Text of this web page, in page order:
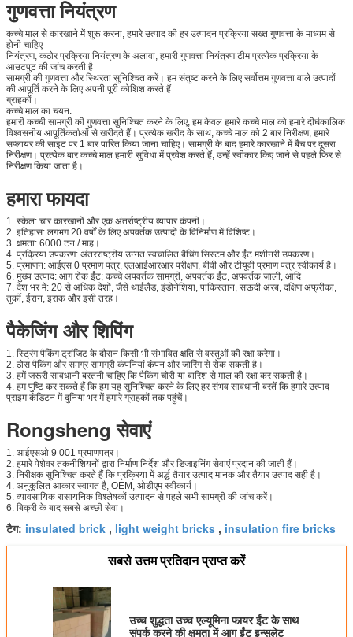
गुणवत्ता नियंत्रण
कच्चे माल से कारखाने में शुरू करना, हमारे उत्पाद की हर उत्पादन प्रक्रिया सख्त गुणवत्ता के माध्यम से
होनी चाहिए
नियंत्रण, कठोर प्रक्रिया नियंत्रण के अलावा, हमारी गुणवत्ता नियंत्रण टीम प्रत्येक प्रक्रिया के
आउटपुट की जांच करती है
सामग्री की गुणवत्ता और स्थिरता सुनिश्चित करें। हम संतुष्ट करने के लिए सर्वोत्तम गुणवत्ता वाले उत्पादों
की आपूर्ति करने के लिए अपनी पूरी कोशिश करते हैं
ग्राहकों।
कच्चे माल का चयन:
हमारी कच्ची सामग्री की गुणवत्ता सुनिश्चित करने के लिए, हम केवल हमारे कच्चे माल को हमारे दीर्घकालिक
विश्वसनीय आपूर्तिकर्ताओं से खरीदते हैं। प्रत्येक खरीद के साथ, कच्चे माल को 2 बार निरीक्षण, हमारे
सप्लायर की साइट पर 1 बार पारित किया जाना चाहिए। सामग्री के बाद हमारे कारखाने में बैच पर दूसरा
निरीक्षण। प्रत्येक बार कच्चे माल हमारी सुविधा में प्रवेश करते हैं, उन्हें स्वीकार किए जाने से पहले फिर से
निरीक्षण किया जाता है।
हमारा फायदा
1. स्केल: चार कारखानों और एक अंतर्राष्ट्रीय व्यापार कंपनी।
2. इतिहास: लगभग 20 वर्षों के लिए अपवर्तक उत्पादों के विनिर्माण में विशिष्ट।
3. क्षमता: 6000 टन / माह।
4. प्रक्रिया उपकरण: अंतरराष्ट्रीय उन्नत स्वचालित बैचिंग सिस्टम और ईंट मशीनरी उपकरण।
5. प्रमाणन: आईएस 0 प्रमाण पत्र, एलआईआरआर परीक्षण, बीवी और टीयूवी प्रमाण पत्र स्वीकार्य है।
6. मुख्य उत्पाद: आग रोक ईंट; कच्चे अपवर्तक सामग्री, अपवर्तक ईंट, अपवर्तक जाली, आदि
7. देश भर में: 20 से अधिक देशों, जैसे थाईलैंड, इंडोनेशिया, पाकिस्तान, सऊदी अरब, दक्षिण अफ्रीका,
तुर्की, ईरान, इराक और इसी तरह।
पैकेजिंग और शिपिंग
1. स्ट्रिंग पैकिंग ट्रांजिट के दौरान किसी भी संभावित क्षति से वस्तुओं की रक्षा करेगा।
2. ठोस पैकिंग और समग्र सामग्री कंपनियां कंपन और जारिंग से रोक सकती है।
3. हमें जरूरी सावधानी बरतनी चाहिए कि पैकिंग चोरी या बारिश से माल की रक्षा कर सकती है।
4. हम पुष्टि कर सकते हैं कि हम यह सुनिश्चित करने के लिए हर संभव सावधानी बरतें कि हमारे उत्पाद
प्राइम कंडिटन में दुनिया भर में हमारे ग्राहकों तक पहुंचें।
Rongsheng सेवाएं
1. आईएसओ 9 001 प्रमाणपत्र।
2. हमारे पेशेवर तकनीशियनों द्वारा निर्माण निर्देश और डिजाइनिंग सेवाएं प्रदान की जाती हैं।
3. निरीक्षक सुनिश्चित करते हैं कि प्रक्रिया में अर्द्ध तैयार उत्पाद मानक और तैयार उत्पाद सही है।
4. अनुकूलित आकार स्वागत है, OEM, ओडीएम स्वीकार्य।
5. व्यावसायिक रासायनिक विश्लेषकों उत्पादन से पहले सभी सामग्री की जांच करें।
6. बिक्री के बाद सबसे अच्छी सेवा।
टैग: insulated brick , light weight bricks , insulation fire bricks
सबसे उत्तम प्रतिदान प्राप्त करें
उच्च शुद्धता उच्च एल्यूमिना फायर ईंट के साथ
संपर्क करने की क्षमता में आग ईंट इन्सुलेट